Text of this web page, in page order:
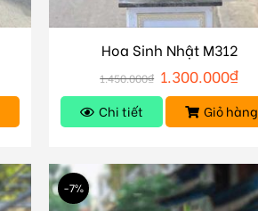
Hoa Sinh Nhật M312
1.450.000₫ 1.300.000₫
Chi tiết Giỏ hàng
-7%